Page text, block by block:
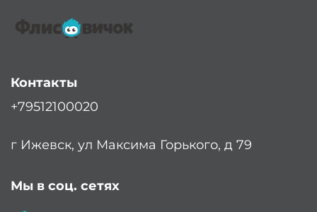
Контакты
+79512100020
г Ижевск, ул Максима Горького, д 79
Мы в соц. сетях